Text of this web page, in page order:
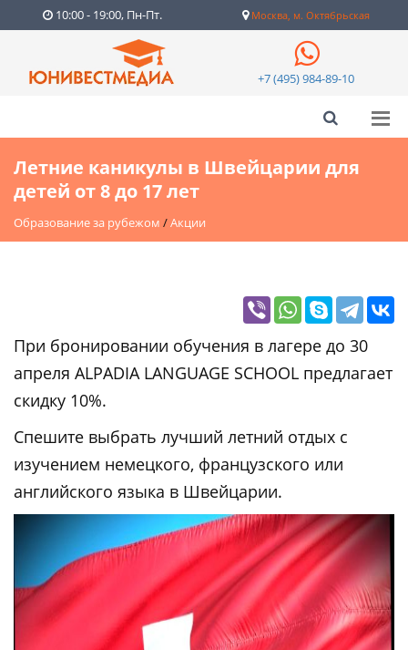
10:00 - 19:00, Пн-Пт. Москва, м. Октябрьская
+7 (495) 984-89-10
Летние каникулы в Швейцарии для
детей от 8 до 17 лет
Образование за рубежом /Акции
При бронировании обучения в лагере до 30
апреля ALPADIA LANGUAGE SCHOOL предлагает
скидку 10%.
Спешите выбрать лучший летний отдых с
изучением немецкого, французского или
английского языка в Швейцарии.